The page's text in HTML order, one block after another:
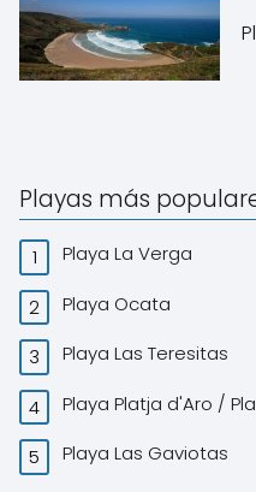
Playas más
Playa La Verga
Playa Ocata
Playa Las Teresitas
Playa Platja d'Aro /
Playa Las Gaviotas